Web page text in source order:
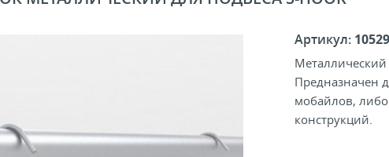
Артикул:
Предназначен
мобайлов,
конструкций.